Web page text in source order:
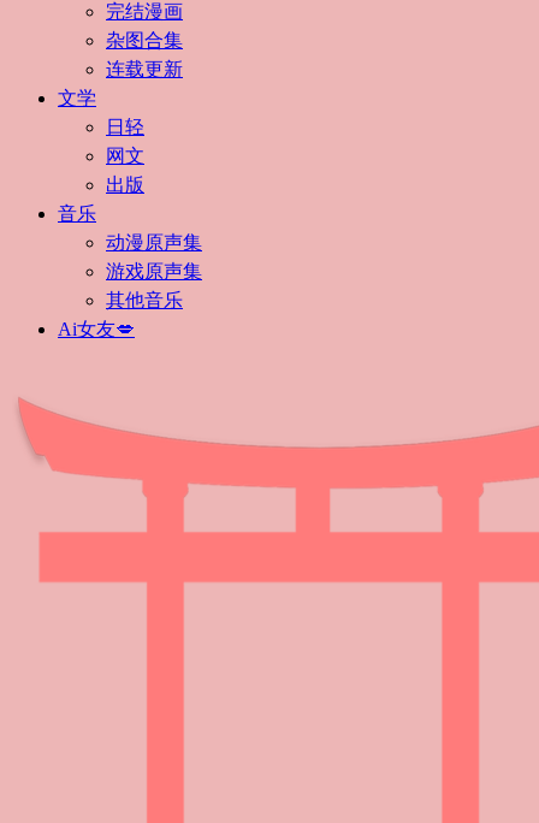
完结漫画
杂图合集
连载更新
文学
日轻
网文
出版
音乐
动漫原声集
游戏原声集
其他音乐
Ai女友💋